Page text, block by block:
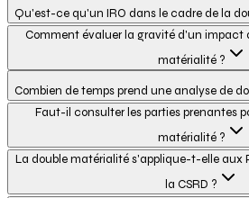
Qu'est-ce qu'un IRO dans le cadre de la
Comment évaluer la gravité d'un impact
matérialité ?
Combien de temps prend une analyse de
Faut-il consulter les parties prenantes
matérialité ?
La double matérialité s'applique-t-elle aux
la CSRD ?